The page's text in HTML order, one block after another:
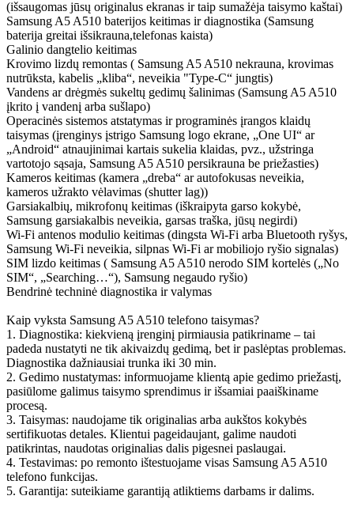
(išsaugomas jūsų originalus ekranas ir taip sumažėja taisymo kaštai)
Samsung A5 A510 baterijos keitimas ir diagnostika (Samsung
baterija greitai išsikrauna,telefonas kaista)
Galinio dangtelio keitimas
Krovimo lizdų remontas ( Samsung A5 A510 nekrauna, krovimas
nutrūksta, kabelis „kliba“, neveikia "Type-C“ jungtis)
Vandens ar drėgmės sukeltų gedimų šalinimas (Samsung A5 A510
įkrito į vandenį arba sušlapo)
Operacinės sistemos atstatymas ir programinės įrangos klaidų
taisymas (įrenginys įstrigo Samsung logo ekrane, „One UI“ ar
„Android“ atnaujinimai kartais sukelia klaidas, pvz., užstringa
vartotojo sąsaja, Samsung A5 A510 persikrauna be priežasties)
Kameros keitimas (kamera „dreba“ ar autofokusas neveikia,
kameros užrakto vėlavimas (shutter lag))
Garsiakalbių, mikrofonų keitimas (iškraipyta garso kokybė,
Samsung garsiakalbis neveikia, garsas traška, jūsų negirdi)
Wi-Fi antenos modulio keitimas (dingsta Wi-Fi arba Bluetooth ryšys,
Samsung Wi-Fi neveikia, silpnas Wi-Fi ar mobiliojo ryšio signalas)
SIM lizdo keitimas ( Samsung A5 A510 nerodo SIM kortelės („No
SIM“, „Searching…“), Samsung negaudo ryšio)
Bendrinė techninė diagnostika ir valymas
Kaip vyksta Samsung A5 A510 telefono taisymas?
1. Diagnostika: kiekvieną įrenginį pirmiausia patikriname – tai
padeda nustatyti ne tik akivaizdų gedimą, bet ir paslėptas problemas.
Diagnostika dažniausiai trunka iki 30 min.
2. Gedimo nustatymas: informuojame klientą apie gedimo priežastį,
pasiūlome galimus taisymo sprendimus ir išsamiai paaiškiname
procesą.
3. Taisymas: naudojame tik originalias arba aukštos kokybės
sertifikuotas detales. Klientui pageidaujant, galime naudoti
patikrintas, naudotas originalias dalis pigesnei paslaugai.
4. Testavimas: po remonto ištestuojame visas Samsung A5 A510
telefono funkcijas.
5. Garantija: suteikiame garantiją atliktiems darbams ir dalims.